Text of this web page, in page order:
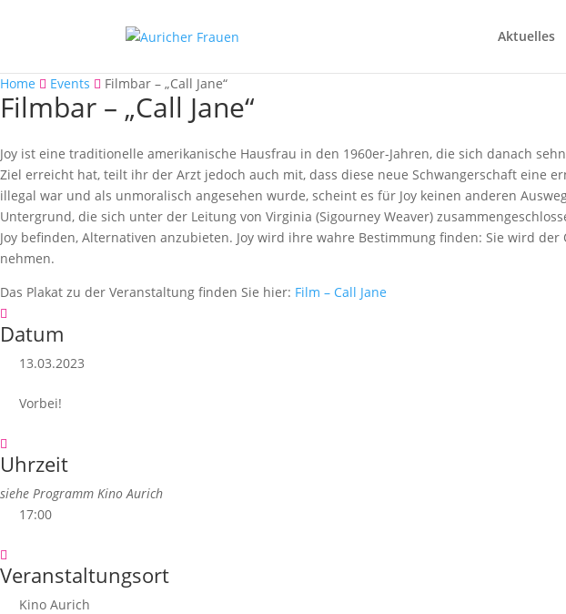
Aktuelles
Home Events Filmbar – „Call Jane“
Filmbar – „Call Jane“
Joy ist eine traditionelle amerikanische Hausfrau in den 1960er-Jahren, die sich danach
Ziel erreicht hat, teilt ihr der Arzt jedoch auch mit, dass diese neue Schwangerschaft eine
illegal war und als unmoralisch angesehen wurde, scheint es für Joy keinen anderen
Untergrund, die sich unter der Leitung von Virginia (Sigourney Weaver)
Joy befinden, Alternativen anzubieten. Joy wird ihre wahre Bestimmung finden: Sie wird
nehmen.
Das Plakat zu der Veranstaltung finden Sie hier: Film – Call Jane
Datum
13.03.2023
Vorbei!
Uhrzeit
siehe Programm Kino Aurich
17:00
Veranstaltungsort
Kino Aurich